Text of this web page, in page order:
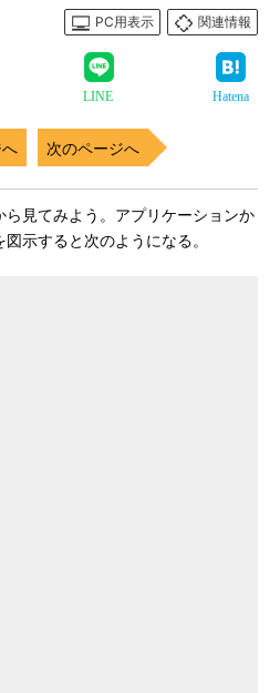
PC用表示
関連情報
LINE Hatena
次のページへ
見てみよう。アプリケーションか
示すると次のようになる。